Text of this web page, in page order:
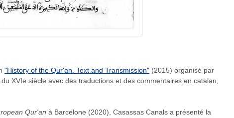
"History of the Qur'an. Text and Transmission" (2015) organisé par
XVIe siècle avec des traductions et des commentaires en catalan,
Qur'an à Barcelone (2020), Casassas Canals a présenté la